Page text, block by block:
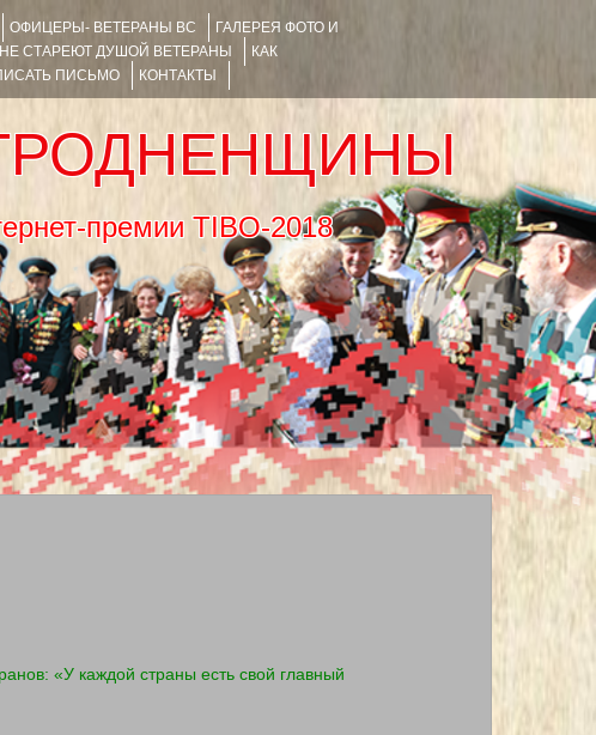
ОФИЦЕРЫ- ВЕТЕРАНЫ ВС
ГАЛЕРЕЯ ФОТО И
НЕ СТАРЕЮТ ДУШОЙ ВЕТЕРАНЫ
КАК
ПИСЬМО КОНТАКТЫ
интернет-премии TIBO-2018
«У каждой страны есть свой главный